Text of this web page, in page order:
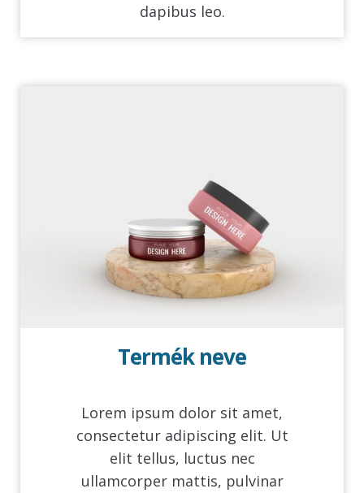
dapibus leo.
Termék neve
Lorem ipsum dolor sit amet,
consectetur adipiscing elit. Ut
elit tellus, luctus nec
ullamcorper mattis, pulvinar